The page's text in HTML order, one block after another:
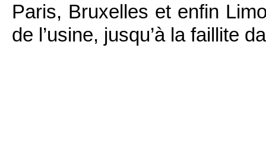
Paris, Bruxelles et enfin
de l’usine, jusqu’à la faillite